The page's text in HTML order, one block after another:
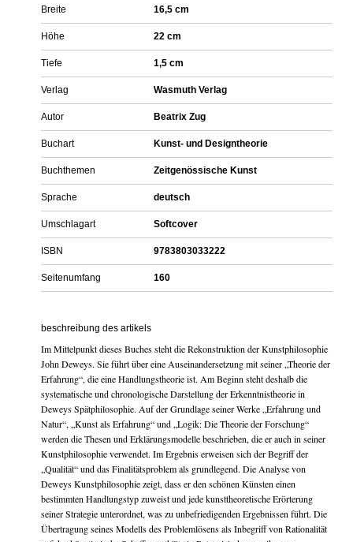
Breite 16,5 cm
Höhe 22 cm
Tiefe 1,5 cm
Verlag Wasmuth Verlag
Autor Beatrix Zug
Buchart Kunst- und Designtheorie
Buchthemen Zeitgenössische Kunst
Sprache deutsch
Umschlagart Softcover
ISBN 9783803033222
Seitenumfang 160
beschreibung des artikels
Im Mittelpunkt dieses Buches steht die Rekonstruktion der Kunstphilosophie
John Deweys. Sie führt über eine Auseinandersetzung mit seiner „Theorie der
Erfahrung“, die eine Handlungstheorie ist. Am Beginn steht deshalb die
systematische und chronologische Darstellung der Erkenntnistheorie in
Deweys Spätphilosophie. Auf der Grundlage seiner Werke „Erfahrung und
Natur“, „Kunst als Erfahrung“ und „Logik: Die Theorie der Forschung“
werden die Thesen und Erklärungsmodelle beschrieben, die er auch in seiner
Kunstphilosophie verwendet. Im Ergebnis erweisen sich der Begriff der
„Qualität“ und das Finalitätsproblem als grundlegend. Die Analyse von
Deweys Kunstphilosophie zeigt, dass er den schönen Künsten einen
bestimmten Handlungstyp zuweist und jede kunsttheoretische Erörterung
seiner Strategie unterordnet, was zu unbefriedigenden Ergebnissen führt. Die
Übertragung seines Modells des Problemlösens als Inbegriff von Rationalität